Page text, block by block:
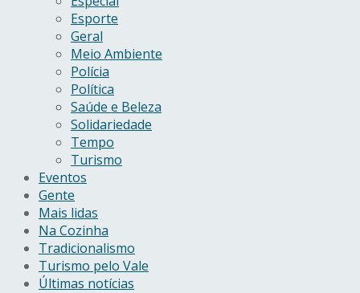
Esporte
Geral
Meio Ambiente
Polícia
Política
Saúde e Beleza
Solidariedade
Tempo
Turismo
Eventos
Gente
Mais lidas
Na Cozinha
Tradicionalismo
Turismo pelo Vale
Últimas notícias